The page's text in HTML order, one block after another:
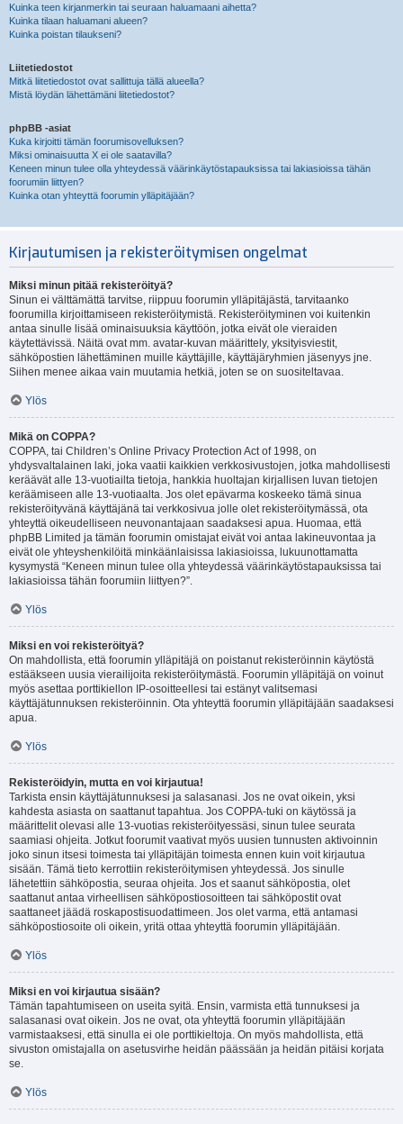
Kuinka teen kirjanmerkin tai seuraan haluamaani aihetta?
Kuinka tilaan haluamani alueen?
Kuinka poistan tilaukseni?
Liitetiedostot
Mitkä liitetiedostot ovat sallittuja tällä alueella?
Mistä löydän lähettämäni liitetiedostot?
phpBB -asiat
Kuka kirjoitti tämän foorumisovelluksen?
Miksi ominaisuutta X ei ole saatavilla?
Keneen minun tulee olla yhteydessä väärinkäytöstapauksissa tai lakiasioissa tähän
foorumiin liittyen?
Kuinka otan yhteyttä foorumin ylläpitäjään?
Kirjautumisen ja rekisteröitymisen ongelmat
Miksi minun pitää rekisteröityä?
Sinun ei välttämättä tarvitse, riippuu foorumin ylläpitäjästä, tarvitaanko
foorumilla kirjoittamiseen rekisteröitymistä. Rekisteröityminen voi kuitenkin
antaa sinulle lisää ominaisuuksia käyttöön, jotka eivät ole vieraiden
käytettävissä. Näitä ovat mm. avatar-kuvan määrittely, yksityisviestit,
sähköpostien lähettäminen muille käyttäjille, käyttäjäryhmien jäsenyys jne.
Siihen menee aikaa vain muutamia hetkiä, joten se on suositeltavaa.
Ylös
Mikä on COPPA?
COPPA, tai Children’s Online Privacy Protection Act of 1998, on
yhdysvaltalainen laki, joka vaatii kaikkien verkkosivustojen, jotka mahdollisesti
keräävät alle 13-vuotiailta tietoja, hankkia huoltajan kirjallisen luvan tietojen
keräämiseen alle 13-vuotiaalta. Jos olet epävarma koskeeko tämä sinua
rekisteröityvänä käyttäjänä tai verkkosivua jolle olet rekisteröitymässä, ota
yhteyttä oikeudelliseen neuvonantajaan saadaksesi apua. Huomaa, että
phpBB Limited ja tämän foorumin omistajat eivät voi antaa lakineuvontaa ja
eivät ole yhteyshenkilöitä minkäänlaisissa lakiasioissa, lukuunottamatta
kysymystä “Keneen minun tulee olla yhteydessä väärinkäytöstapauksissa tai
lakiasioissa tähän foorumiin liittyen?”.
Ylös
Miksi en voi rekisteröityä?
On mahdollista, että foorumin ylläpitäjä on poistanut rekisteröinnin käytöstä
estääkseen uusia vierailijoita rekisteröitymästä. Foorumin ylläpitäjä on voinut
myös asettaa porttikiellon IP-osoitteellesi tai estänyt valitsemasi
käyttäjätunnuksen rekisteröinnin. Ota yhteyttä foorumin ylläpitäjään saadaksesi
apua.
Ylös
Rekisteröidyin, mutta en voi kirjautua!
Tarkista ensin käyttäjätunnuksesi ja salasanasi. Jos ne ovat oikein, yksi
kahdesta asiasta on saattanut tapahtua. Jos COPPA-tuki on käytössä ja
määrittelit olevasi alle 13-vuotias rekisteröityessäsi, sinun tulee seurata
saamiasi ohjeita. Jotkut foorumit vaativat myös uusien tunnusten aktivoinnin
joko sinun itsesi toimesta tai ylläpitäjän toimesta ennen kuin voit kirjautua
sisään. Tämä tieto kerrottiin rekisteröitymisen yhteydessä. Jos sinulle
lähetettiin sähköpostia, seuraa ohjeita. Jos et saanut sähköpostia, olet
saattanut antaa virheellisen sähköpostiosoitteen tai sähköpostit ovat
saattaneet jäädä roskapostisuodattimeen. Jos olet varma, että antamasi
sähköpostiosoite oli oikein, yritä ottaa yhteyttä foorumin ylläpitäjään.
Ylös
Miksi en voi kirjautua sisään?
Tämän tapahtumiseen on useita syitä. Ensin, varmista että tunnuksesi ja
salasanasi ovat oikein. Jos ne ovat, ota yhteyttä foorumin ylläpitäjään
varmistaaksesi, että sinulla ei ole porttikieltoja. On myös mahdollista, että
sivuston omistajalla on asetusvirhe heidän päässään ja heidän pitäisi korjata
se.
Ylös